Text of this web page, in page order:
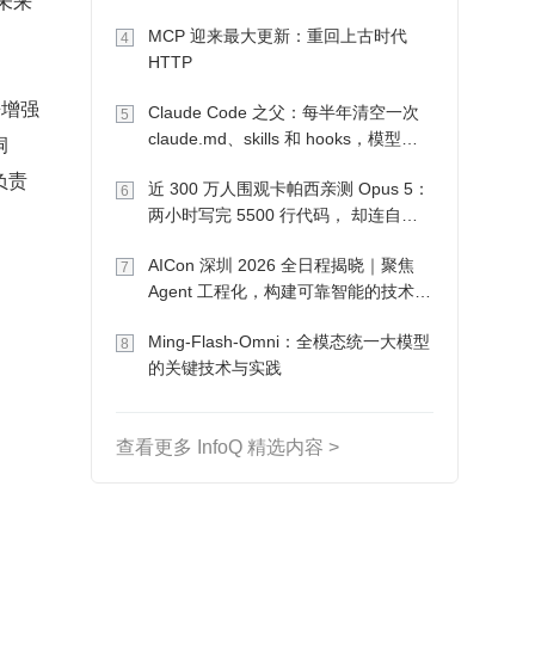
强
责
4
MCP 迎来最大更新：重回上古时代
HTTP
5
Claude Code 之父：每半年清空一次
claude.md、skills 和 hooks，模型自
6
近 300 万人围观卡帕西亲测 Opus 5：
两小时写完 5500 行代码， 却连自己
7
AICon 深圳 2026 全日程揭晓｜聚焦
Agent 工程化，构建可靠智能的技术路
8
Ming-Flash-Omni：全模态统一大模型
的关键技术与实践
查看更多 InfoQ 精选内容 >